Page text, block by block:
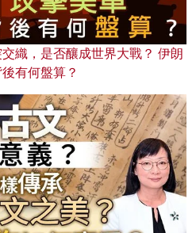
織，是否釀成世界大戰？ 伊朗
有何盤算？